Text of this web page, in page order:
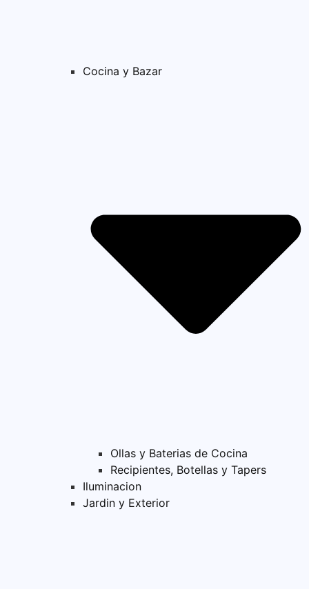
Cocina y Bazar
Ollas y Baterias de Cocina
Recipientes, Botellas y Tapers
Iluminacion
Jardin y Exterior